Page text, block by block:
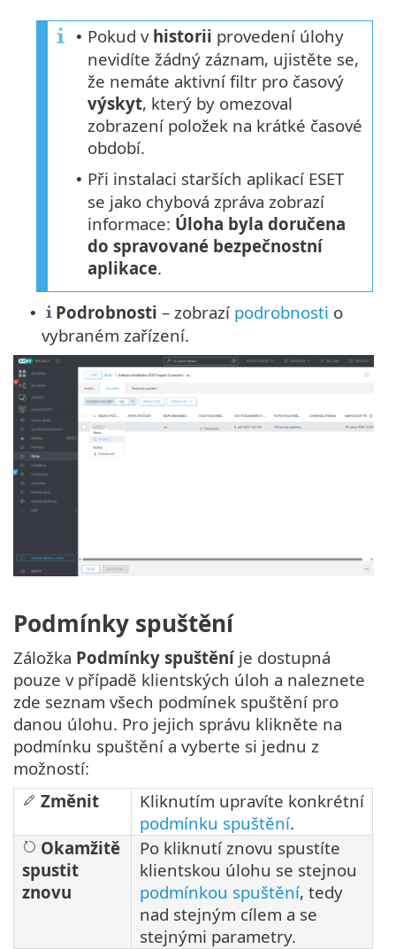
• Pokud v historii provedení úlohy
nevidíte žádný záznam, ujistěte se,
že nemáte aktivní filtr pro časový
výskyt, který by omezoval
zobrazení položek na krátké časové
období.
• Při instalaci starších aplikací ESET
se jako chybová zpráva zobrazí
informace: Úloha byla doručena
do spravované bezpečnostní
aplikace.
• Podrobnosti – zobrazí podrobnosti o
vybraném zařízení.
Podmínky spuštění
Záložka Podmínky spuštěníje dostupná
pouze v případě klientských úloh a naleznete
zde seznam všech podmínek spuštění pro
danou úlohu. Pro jejich správu klikněte na
podmínku spuštění a vyberte si jednu z
možností:
Změnit
Kliknutím upravíte konkrétní
podmínku spuštění.
Okamžitě
spustit
znovu
Po kliknutí znovu spustíte
klientskou úlohu se stejnou
podmínkou spuštění, tedy
nad stejným cílem a se
stejnými parametry.